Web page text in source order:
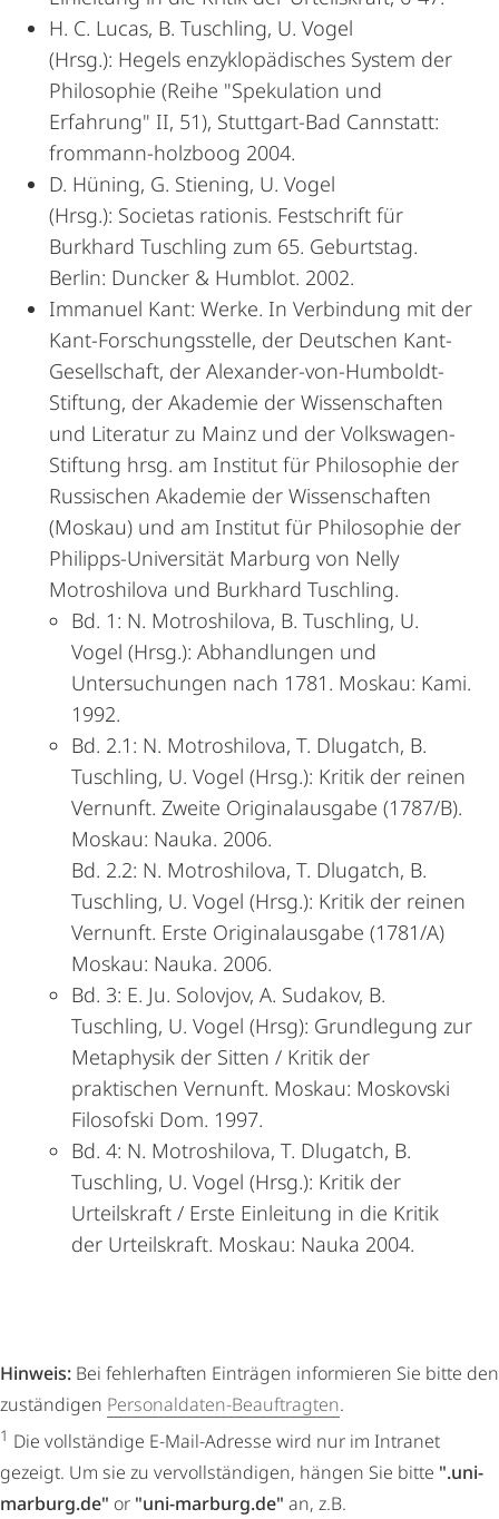
H. C. Lucas, B. Tuschling, U. Vogel
(Hrsg.): Hegels enzyklopädi­sches System der
Philoso­phie (Reihe "Spekulation und
Erfahrung" II, 51), Stuttgart-Bad Cannstatt:
from­mann-holzboog 2004.
D. Hüning, G. Stiening, U. Vogel
(Hrsg.): Societas rationis. Fest­schrift für
Burkhard Tuschling zum 65. Geburtstag.
Berlin: Duncker & Humblot. 2002.
Immanuel Kant: Werke. In Verbindung mit der
Kant-Forschungs­stelle, der Deutschen Kant-
Gesellschaft, der Alexander-von-Hum­boldt-
Stiftung, der Akademie der Wissenschaften
und Literatur zu Mainz und der Volks­wagen-
Stiftung hrsg. am Institut für Philoso­phie der
Russischen Akade­mie der Wissenschaften
(Moskau) und am Institut für Philosophie der
Philipps-Universität Marburg von Nelly
Motroshilova und Burkhard Tuschling.
Bd. 1: N. Motroshilova, B. Tuschling, U.
Vogel (Hrsg.): Ab­handlun­gen und
Untersuchungen nach 1781. Moskau: Kami.
1992.
Bd. 2.1: N. Motroshilova, T. Dlugatch, B.
Tuschling, U. Vogel (Hrsg.): Kritik der reinen
Vernunft. Zweite Originalausgabe (1787/B).
Moskau: Nauka. 2006.
Bd. 2.2: N. Motroshilova, T. Dlugatch, B.
Tuschling, U. Vogel (Hrsg.): Kritik der reinen
Vernunft. Erste Originalausgabe (1781/A)
Moskau: Nauka. 2006.
Bd. 3: E. Ju. Solovjov, A. Sudakov, B.
Tuschling, U. Vogel (Hrsg): Grundle­gung zur
Meta­physik der Sitten / Kritik der
praktischen Vernunft. Moskau: Moskovski
Filosofski Dom. 1997.
Bd. 4: N. Motroshilova, T. Dlugatch, B.
Tuschling, U. Vogel (Hrsg.): Kri­tik der
Urteilskraft / Erste Einleitung in die Kritik
der Urteilskraft. Mos­kau: Nauka 2004.
Hinweis: Bei fehlerhaften Einträgen informieren Sie bitte den
zuständigen Personaldaten-Beauftragten.
1 Die vollständige E-Mail-Adresse wird nur im Intranet
gezeigt. Um sie zu vervollständigen, hängen Sie bitte ".uni-
marburg.de" or "uni-marburg.de" an, z.B.